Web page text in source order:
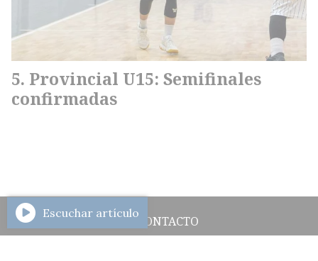
Provincial U15: Semifinales
confirmadas
CONTACTO
Escuchar artículo